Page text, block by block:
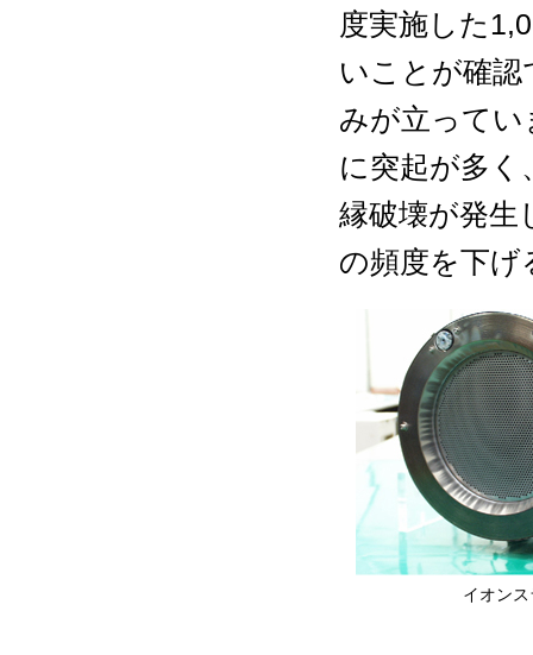
度実施した
いことが確認
みが立って
に突起が多
縁破壊が発生
の頻度を下げ
イオン